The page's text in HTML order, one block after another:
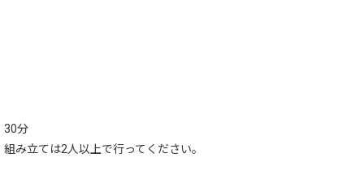
30分
み立ては2人以上で行ってください。